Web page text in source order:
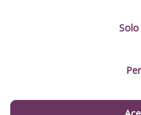
Sostenibilidad